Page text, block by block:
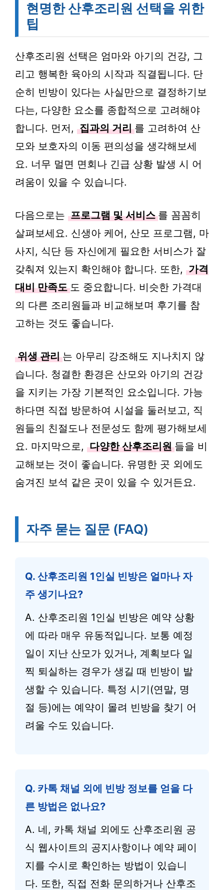
현명한 산후조리원 선택을 위한
팁
산후조리원 선택은 엄마와 아기의 건강, 그
리고 행복한 육아의 시작과 직결됩니다. 단
순히 빈방이 있다는 사실만으로 결정하기보
다는, 다양한 요소를 종합적으로 고려해야
합니다. 먼저, 집과의 거리 를 고려하여 산
모와 보호자의 이동 편의성을 생각해보세
요. 너무 멀면 면회나 긴급 상황 발생 시 어
려움이 있을 수 있습니다.
다음으로는 프로그램 및 서비스 를 꼼꼼히
살펴보세요. 신생아 케어, 산모 프로그램, 마
사지, 식단 등 자신에게 필요한 서비스가 잘
갖춰져 있는지 확인해야 합니다. 또한, 가격
대비 만족도 도 중요합니다. 비슷한 가격대
의 다른 조리원들과 비교해보며 후기를 참
고하는 것도 좋습니다.
위생 관리 는 아무리 강조해도 지나치지 않
습니다. 청결한 환경은 산모와 아기의 건강
을 지키는 가장 기본적인 요소입니다. 가능
하다면 직접 방문하여 시설을 둘러보고, 직
원들의 친절도나 전문성도 함께 평가해보세
요. 마지막으로, 다양한 산후조리원 들을 비
교해보는 것이 좋습니다. 유명한 곳 외에도
숨겨진 보석 같은 곳이 있을 수 있거든요.
자주 묻는 질문 (FAQ)
Q. 산후조리원 1인실 빈방은 얼마나 자
주 생기나요?
A. 산후조리원 1인실 빈방은 예약 상황
에 따라 매우 유동적입니다. 보통 예정
일이 지난 산모가 있거나, 계획보다 일
찍 퇴실하는 경우가 생길 때 빈방이 발
생할 수 있습니다. 특정 시기(연말, 명
절 등)에는 예약이 몰려 빈방을 찾기 어
려울 수도 있습니다.
Q. 카톡 채널 외에 빈방 정보를 얻을 다
른 방법은 없나요?
A. 네, 카톡 채널 외에도 산후조리원 공
식 웹사이트의 공지사항이나 예약 페이
지를 수시로 확인하는 방법이 있습니
다. 또한, 직접 전화 문의하거나 산후조